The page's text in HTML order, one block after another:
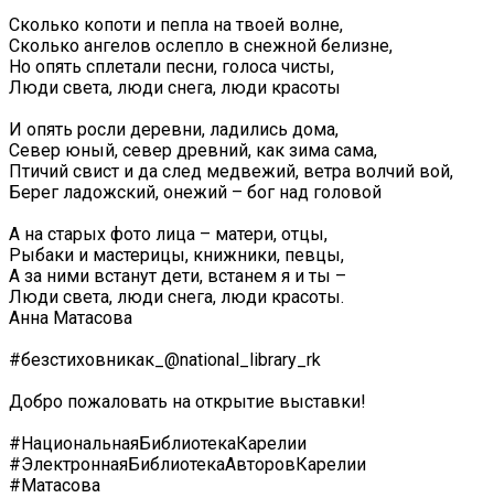
Сколько копоти и пепла на твоей волне,
Сколько ангелов ослепло в снежной белизне,
Но опять сплетали песни, голоса чисты,
Люди света, люди снега, люди красоты
И опять росли деревни, ладились дома,
Север юный, север древний, как зима сама,
Птичий свист и да след медвежий, ветра волчий вой,
Берег ладожский, онежий – бог над головой
А на старых фото лица – матери, отцы,
Рыбаки и мастерицы, книжники, певцы,
А за ними встанут дети, встанем я и ты –
Люди света, люди снега, люди красоты.
Анна Матасова
#безстиховникак_@national_library_rk
Добро пожаловать на открытие выставки!
#НациональнаяБиблиотекаКарелии
#ЭлектроннаяБиблиотекаАвторовКарелии
#Матасова